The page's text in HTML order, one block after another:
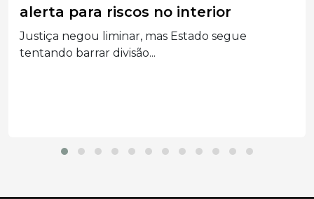
virtuais registrados em 2025
Anuário de Segurança Pública aponta que SC
registrou mais...